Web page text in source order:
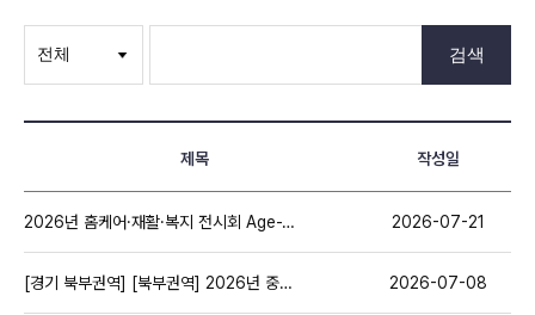
검색
제목 작성일
2026년 홈케어·재활·복지 전시회 Age-Tech 성남 공동관 참가기업 모집 2026-07-21
[경기 북부권역] [북부권역] 2026년 중소기업 개발생산판로 맞춤형 지원사업 3차 모집 공고 ( ~ 7/14(화)) 2026-07-08